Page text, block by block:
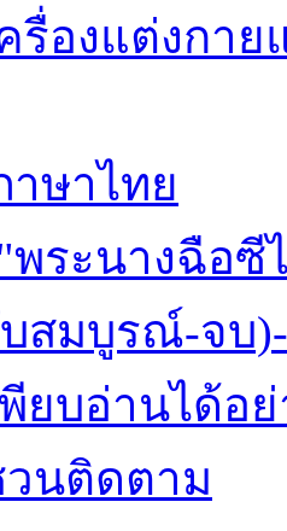
รื่องแต่งกาย
ษาไทย
ระนางฉือซี
สมบูรณ์-จบ)-
ยบอ่านได้อย่
นติดตาม